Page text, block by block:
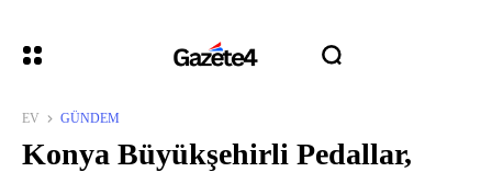
EV GÜNDEM
Konya Büyükşehirli Pedallar,